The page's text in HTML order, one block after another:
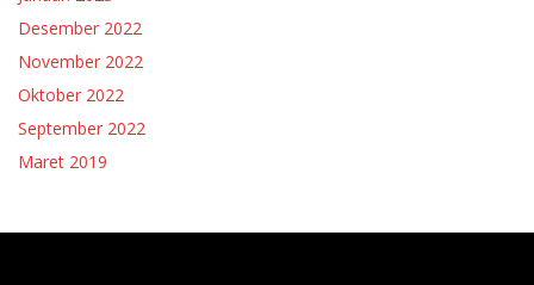
Desember 2022
November 2022
Oktober 2022
September 2022
Maret 2019